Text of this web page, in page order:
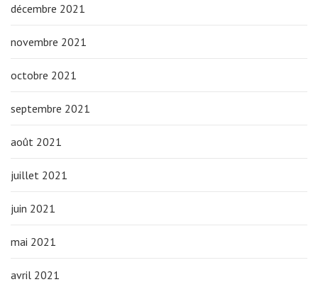
décembre 2021
novembre 2021
octobre 2021
septembre 2021
août 2021
juillet 2021
juin 2021
mai 2021
avril 2021